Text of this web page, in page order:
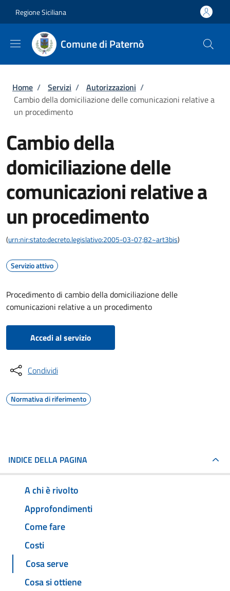
Regione Siciliana
Comune di Paternò
Briciole di pane
Home / Servizi / Autorizzazioni /
Cambio della domiciliazione delle comunicazioni relative a
un procedimento
Cambio della
domiciliazione delle
comunicazioni relative a
un procedimento
(urn:nir:stato:decreto.legislativo:2005-03-07;82~art3bis)
Servizio attivo
Procedimento di cambio della domiciliazione delle
comunicazioni relative a un procedimento
Accedi al servizio
Condividi
Normativa di riferimento
INDICE DELLA PAGINA
A chi è rivolto
Approfondimenti
Come fare
Costi
Cosa serve
Cosa si ottiene